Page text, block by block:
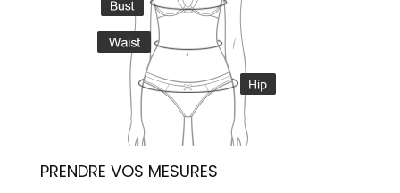
PRENDRE VOS MESURES